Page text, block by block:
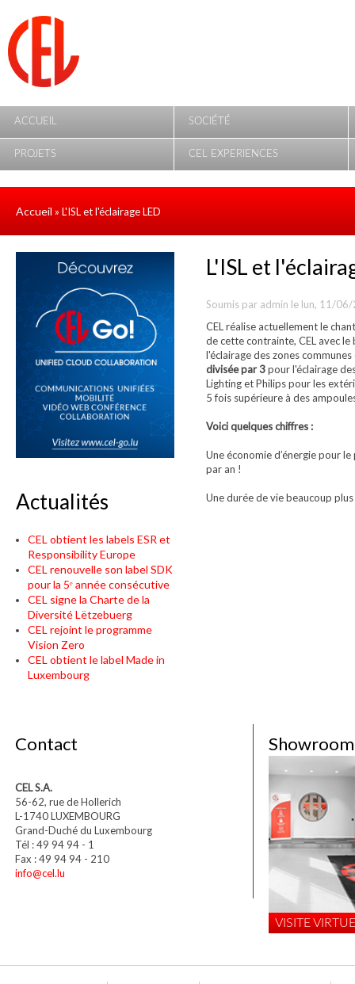
ACCUEIL SOCIÉTÉ
PROJETS CEL EXPERIENCES
Accueil » L'ISL et l'éclairage LED
L'ISL et
Soumis par admin le lun, 11/
CEL réalise actuellement le
de cette contrainte, CEL avec
l'éclairage des zones
divisée par 3pour l'éclairage
Lighting et Philips pour les
5 fois supérieure à des
Voici quelques chiffres :
Une économie d’énergie pour
par an !
Une durée de vie beaucoup
Actualités
CEL obtient les labels ESR et
Responsibility Europe
CEL renouvelle son label SDK
pour la 5ᵉ année consécutive
CEL signe la Charte de la
Diversité Lëtzebuerg
CEL rejoint le programme
Vision Zero
CEL obtient le label Made in
Luxembourg
Contact
CEL S.A.
56-62, rue de Hollerich
L-1740 LUXEMBOURG
Grand-Duché du Luxembourg
Tél : 49 94 94 - 1
Fax : 49 94 94 - 210
info@cel.lu
Showroom
VISITE